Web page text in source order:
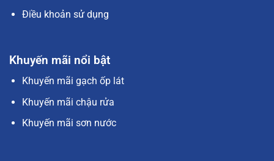
Điều khoản sử dụng
Khuyến mãi nổi bật
Khuyến mãi gạch ốp lát
Khuyến mãi chậu rửa
Khuyến mãi sơn nước